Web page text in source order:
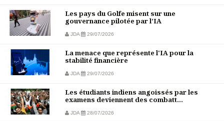
Les pays du Golfe misent sur une
gouvernance pilotée par l’IA
JDA 29/07/2026
La menace que représente l'IA pour la
stabilité financière
JDA 29/07/2026
Les étudiants indiens angoissés par les
examens deviennent des combatt...
JDA 28/07/2026